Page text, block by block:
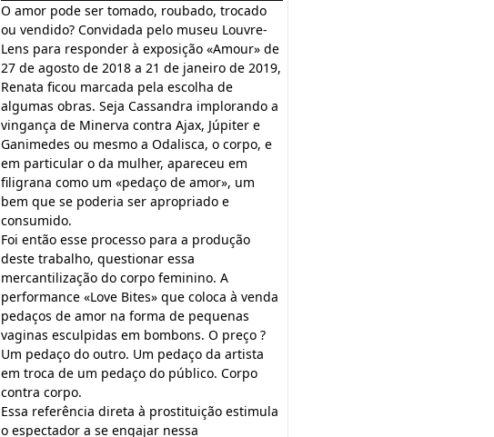
O amor pode ser tomado, roubado, trocado
ou vendido? Convidada pelo museu Louvre-
Lens para responder à exposição «Amour» de
27 de agosto de 2018 a 21 de janeiro de 2019,
Renata ficou marcada pela escolha de
algumas obras. Seja Cassandra implorando a
vingança de Minerva contra Ajax, Júpiter e
Ganimedes ou mesmo a Odalisca, o corpo, e
em particular o da mulher, apareceu em
filigrana como um «pedaço de amor», um
bem que se poderia ser apropriado e
consumido.
Foi então esse processo para a produção
deste trabalho, questionar essa
mercantilização do corpo feminino. A
performance «Love Bites» que coloca à venda
pedaços de amor na forma de pequenas
vaginas esculpidas em bombons. O preço ?
Um pedaço do outro. Um pedaço da artista
em troca de um pedaço do público. Corpo
contra corpo.
Essa referência direta à prostituição estimula
o espectador a se engajar nessa